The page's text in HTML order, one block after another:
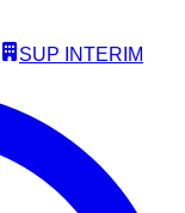
SUP INTERIM